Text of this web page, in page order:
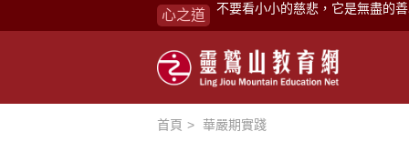
心之道 禪修，讓思緒單純，讓靈性清楚
念頭在心頭，不舒服；轉個念頭
煩惱如同下雨，當雨過天晴，雨
懂得消化煩惱，便能讓生活自在
首頁 華嚴期實踐